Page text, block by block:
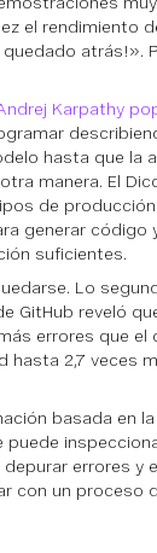
el rendimiento
atrás!».
Karpathy
hasta que la
manera. El
de
generar
suficientes.
Lo
GitHub reveló
errores que
hasta 2,7 veces
basada en
puede
errores
con un proceso